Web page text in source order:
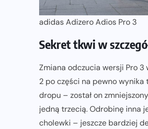
adidas Adizero Adios Pro 3
Sekret tkwi w
Zmiana odczucia wersji Pro 3
2 po części na pewno wynika
dropu – został on
jedną trzecią. Odrobinę inna
cholewki – jeszcze bardziej